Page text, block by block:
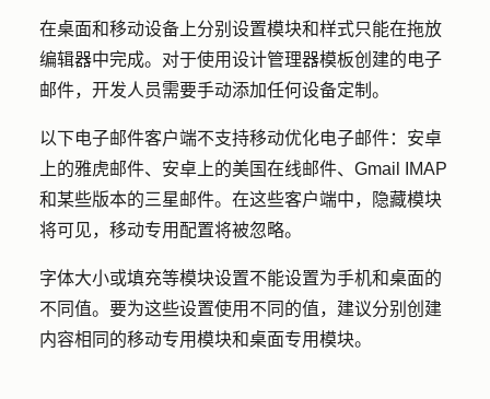
在桌面和移动设备上分别设置模块和样式只能在拖放
编辑器中完成。对于使用设计管理器模板创建的电子
邮件，开发人员需要手动添加任何设备定制。
以下电子邮件客户端不支持移动优化电子邮件：安卓
上的雅虎邮件、安卓上的美国在线邮件、Gmail IMAP
和某些版本的三星邮件。在这些客户端中，隐藏模块
将可见，移动专用配置将被忽略。
字体大小或填充等模块设置不能设置为手机和桌面的
不同值。要为这些设置使用不同的值，建议分别创建
内容相同的移动专用模块和桌面专用模块。